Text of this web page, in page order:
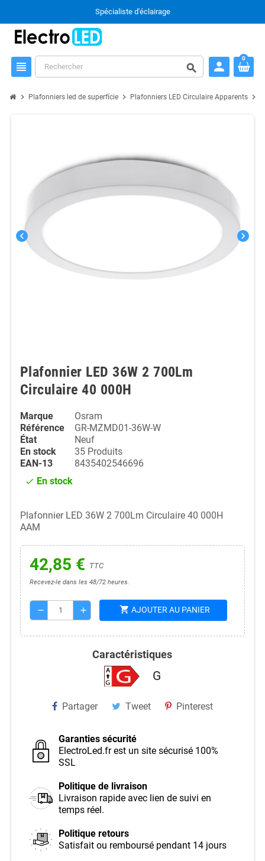
Spécialiste d'éclairage
view_headline search person
0
chevron_right Plafonniers led de superfície chevron_right Plafonniers LED Circulaire Apparents chevron_right
chevron_left chevron_right
Plafonnier LED 36W 2 700Lm
Circulaire 40 000H
Marque
Osram
Référence
GR-MZMD01-36W-W
État
Neuf
En stock
35 Produits
EAN-13
8435402546696
check En stock
Plafonnier LED 36W 2 700Lm Circulaire 40 000H
AAM
42,85 € TTC
Recevez-le dans les 48/72 heures.
remove add shopping_cart AJOUTER AU PANIER
Caractéristiques
G
Partager Tweet Pinterest
Garanties sécurité
ElectroLed.fr est un site sécurisé 100%
SSL
Politique de livraison
Livraison rapide avec lien de suivi en
temps réel.
Politique retours
Satisfait ou remboursé pendant 14 jours